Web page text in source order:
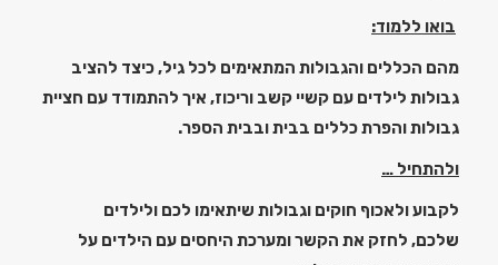
בואו ללמוד:
מהם הכללים והגבולות המתאימים לכל גיל, כיצד להציב
גבולות לילדים עם קשיי קשב וריכוז, איך להתמודד עם חציית
גבולות והפרת כללים בבית ובבית הספר.
ולהתחיל …
לקבוע ולאכוף חוקים וגבולות שיתאימו לכם ולילדים
שלכם, לחזק את הקשר ומערכת היחסים עם הילדים על